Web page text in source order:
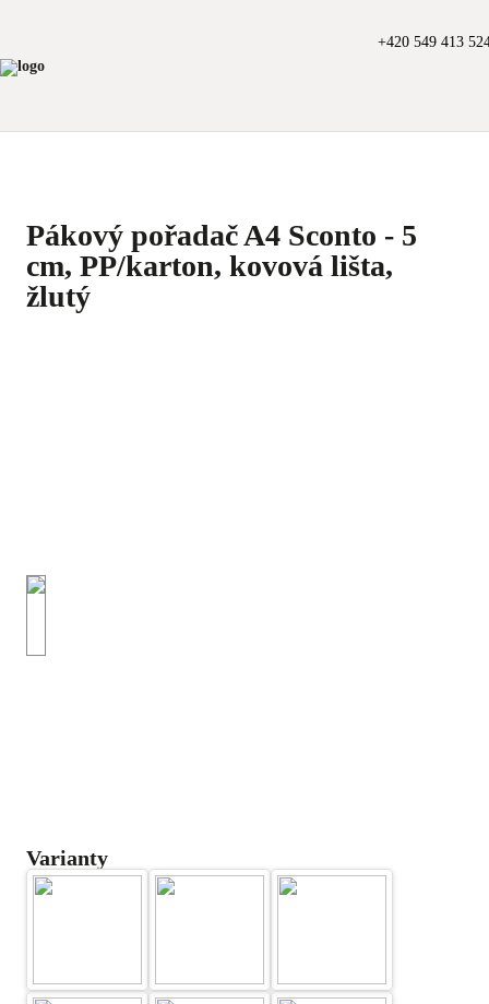
+420 549 413
Pákový pořadač A4 Sconto - 5
cm, PP/karton, kovová lišta,
žlutý
Varianty